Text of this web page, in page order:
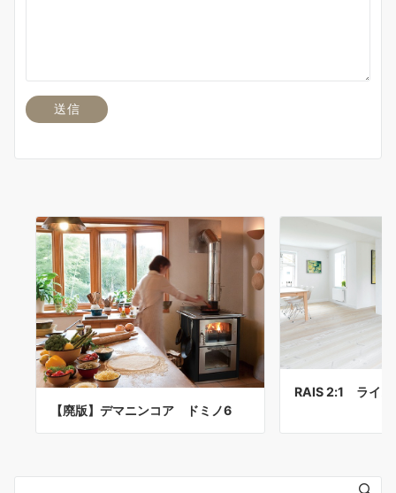
【廃版】デマニンコア ドミノ6
RAIS 2:1 ライ